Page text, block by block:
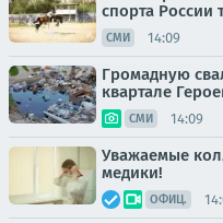
спорта России
СМИ 14:09
Громадную
квартале
СМИ 14:09
Уважаемые
медики!
ОФИЦ.